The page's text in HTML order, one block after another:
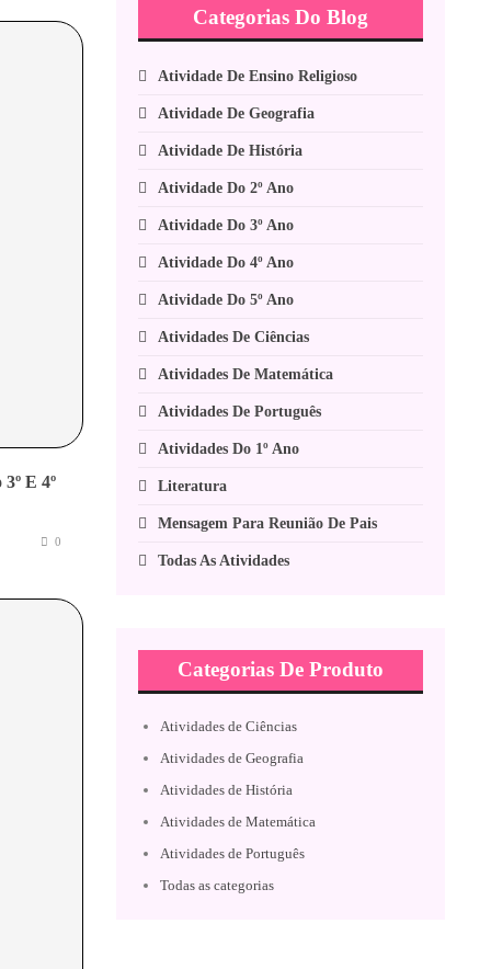
E 4º
0
Categorias Do Blog
Atividade De Ensino Religioso
Atividade De Geografia
Atividade De História
Atividade Do 2º Ano
Atividade Do 3º Ano
Atividade Do 4º Ano
Atividade Do 5º Ano
Atividades De Ciências
Atividades De Matemática
Atividades De Português
Atividades Do 1º Ano
Literatura
Mensagem Para Reunião De Pais
Todas As Atividades
Categorias De Produto
Atividades de Ciências
Atividades de Geografia
Atividades de História
Atividades de Matemática
Atividades de Português
Todas as categorias